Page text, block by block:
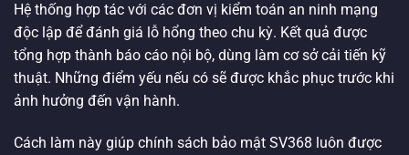
Hệ thống hợp tác với các đơn vị kiểm toán an ninh mạng
độc lập để đánh giá lỗ hổng theo chu kỳ. Kết quả được
tổng hợp thành báo cáo nội bộ, dùng làm cơ sở cải tiến kỹ
thuật. Những điểm yếu nếu có sẽ được khắc phục trước khi
ảnh hưởng đến vận hành.
Cách làm này giúp chính sách bảo mật SV368 luôn được